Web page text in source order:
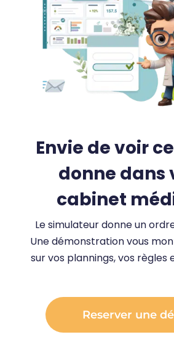
Envie de voir
donne dans
cabinet
Le simulateur donne un
Une démonstration vous
sur vos plannings, vos règles
Reserver une